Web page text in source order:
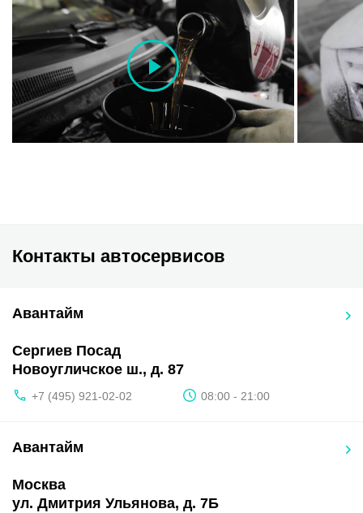
Контакты автосервисов
Авантайм
Сергиев Посад
Новоугличское ш., д. 87
+7 (495) 921-02-02 08:00 - 21:00
Авантайм
Москва
ул. Дмитрия Ульянова, д. 7Б